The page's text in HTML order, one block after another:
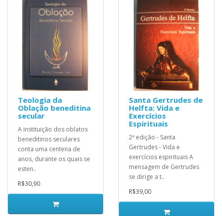
Teologia da
Oblação beneditina
secular
A instituição dos oblatos
beneditinos seculares
conta uma centena de
anos, durante os quais se
esten..
R$30,90
Santa Gertrudes de
Helfta: Vida e
Exercícios
Espirituais
2ª edição - Santa
Gertrudes - Vida e
exercícios espirituais A
mensagem de Gertrudes
se dirige a t..
R$39,00